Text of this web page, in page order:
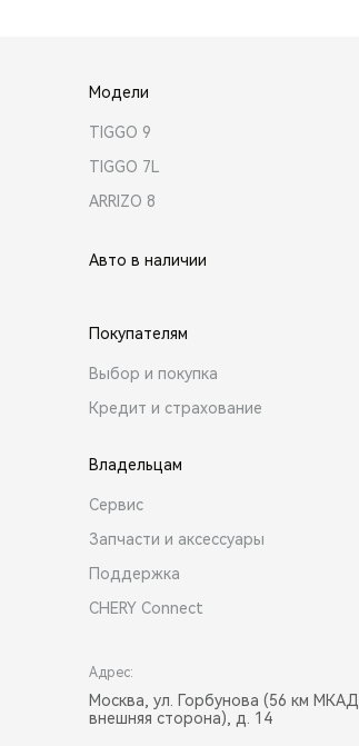
Модели
TIGGO 9
TIGGO 7L
ARRIZO 8
Авто в наличии
Покупателям
Выбор и покупка
Кредит и страхование
Владельцам
Сервис
Запчасти и аксессуары
Поддержка
CHERY Connect
Адрес:
Москва, ул. Горбунова (56 км МКАД,
внешняя сторона), д. 14